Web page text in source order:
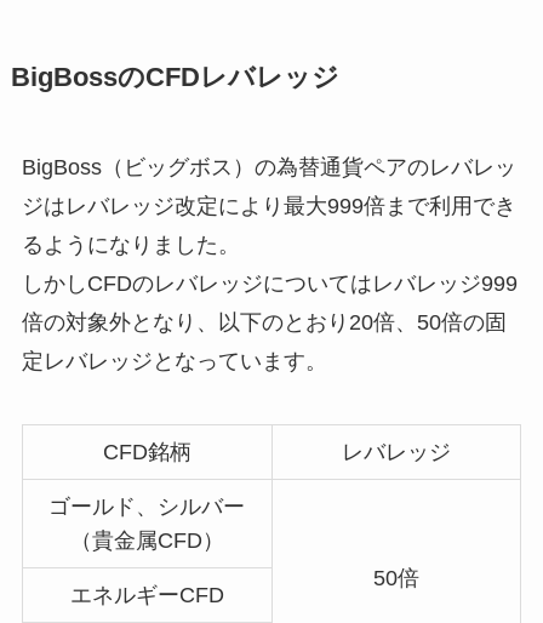
BigBossのCFDレバレッジ
BigBoss（ビッグボス）の為替通貨ペアのレバレッ
ジはレバレッジ改定により最大999倍まで利用でき
るようになりました。
しかし CFDのレバレッジについてはレバレッジ999
倍の対象外となり、以下のとおり20倍、50倍の固
定レバレッジ となっています。
CFD銘柄 レバレッジ
ゴールド、シルバー
（貴金属CFD）
50倍
エネルギーCFD